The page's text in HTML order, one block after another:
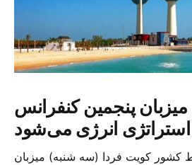
پنجمین کنفرانس
استراتژی انرژی می‌شود
کشور کویت فردا (سه شنبه) میزبان